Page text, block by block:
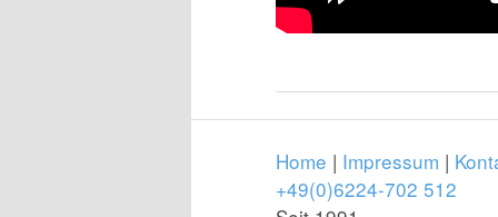
Home | Impressum |
+49(0)6224-702 512